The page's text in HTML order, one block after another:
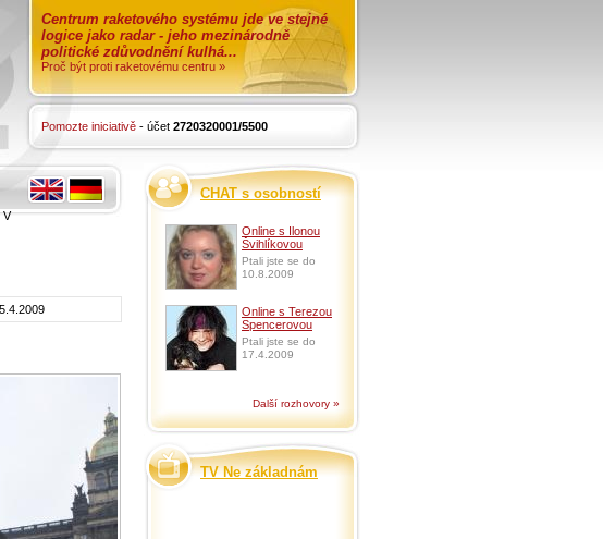
Centrum raketového systému jde ve stejné
logice jako radar - jeho mezinárodně
politické zdůvodnění kulhá...
Proč být proti raketovému centru »
Pomozte iniciativě - účet 2720320001/5500
V
CHAT s osobností
Online s Ilonou
Švihlíkovou
Ptali jste se do
10.8.2009
Online s Terezou
Spencerovou
Ptali jste se do
17.4.2009
Další rozhovory »
TV Ne základnám